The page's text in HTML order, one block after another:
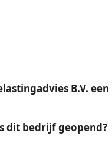
B.V.
dit bedrijf geopend?